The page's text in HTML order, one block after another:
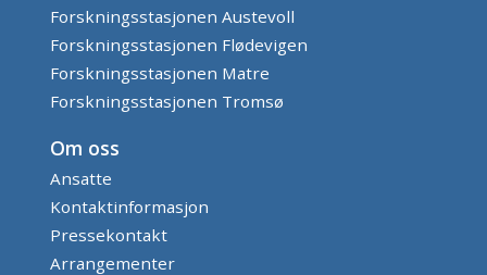
Forskningsstasjonen Austevoll
Forskningsstasjonen Flødevigen
Forskningsstasjonen Matre
Forskningsstasjonen Tromsø
Om oss
Ansatte
Kontaktinformasjon
Pressekontakt
Arrangementer